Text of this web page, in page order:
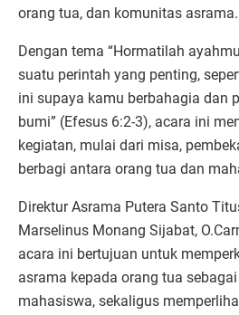
orang tua, dan komunitas asrama.
Dengan tema “Hormatilah
suatu perintah yang penting,
ini supaya kamu berbahagia dan
bumi” (Efesus 6:2-3), acara ini
kegiatan, mulai dari misa,
berbagi antara orang tua dan
Direktur Asrama Putera Santo
Marselinus Monang Sijabat,
acara ini bertujuan untuk
asrama kepada orang tua sebagai
mahasiswa, sekaligus